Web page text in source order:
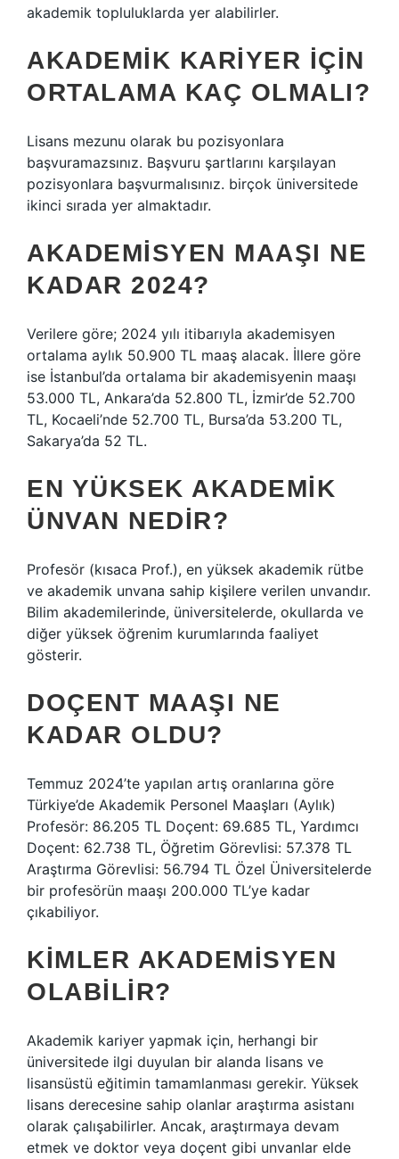
akademik topluluklarda yer alabilirler.
AKADEMIK KARIYER IÇIN
ORTALAMA KAÇ OLMALI?
Lisans mezunu olarak bu pozisyonlara
başvuramazsınız. Başvuru şartlarını karşılayan
pozisyonlara başvurmalısınız. birçok üniversitede
ikinci sırada yer almaktadır.
AKADEMISYEN MAAŞI NE
KADAR 2024?
Verilere göre; 2024 yılı itibarıyla akademisyen
ortalama aylık 50.900 TL maaş alacak. İllere göre
ise İstanbul’da ortalama bir akademisyenin maaşı
53.000 TL, Ankara’da 52.800 TL, İzmir’de 52.700
TL, Kocaeli’nde 52.700 TL, Bursa’da 53.200 TL,
Sakarya’da 52 TL.
EN YÜKSEK AKADEMIK
ÜNVAN NEDIR?
Profesör (kısaca Prof.), en yüksek akademik rütbe
ve akademik unvana sahip kişilere verilen unvandır.
Bilim akademilerinde, üniversitelerde, okullarda ve
diğer yüksek öğrenim kurumlarında faaliyet
gösterir.
DOÇENT MAAŞI NE
KADAR OLDU?
Temmuz 2024’te yapılan artış oranlarına göre
Türkiye’de Akademik Personel Maaşları (Aylık)
Profesör: 86.205 TL Doçent: 69.685 TL, Yardımcı
Doçent: 62.738 TL, Öğretim Görevlisi: 57.378 TL
Araştırma Görevlisi: 56.794 TL Özel Üniversitelerde
bir profesörün maaşı 200.000 TL’ye kadar
çıkabiliyor.
KIMLER AKADEMISYEN
OLABILIR?
Akademik kariyer yapmak için, herhangi bir
üniversitede ilgi duyulan bir alanda lisans ve
lisansüstü eğitimin tamamlanması gerekir. Yüksek
lisans derecesine sahip olanlar araştırma asistanı
olarak çalışabilirler. Ancak, araştırmaya devam
etmek ve doktor veya doçent gibi unvanlar elde